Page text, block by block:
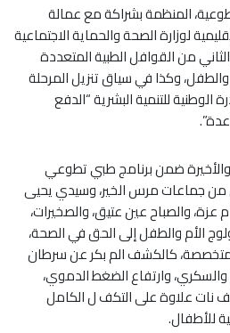
المنظمة بشراكة مع عمالة
لوزارة الصحة والحماية الاجتماعية
من القوافل الطبية المتعددة
وكذا في سياق تنزيل المرحلة
الوطنية للتنمية البشرية “الدفع
ضمن برنامج طبي تطوعي
كل من جماعات مرس الخير، وسيدي يحيى
عزة، والصباح عين عتيق، والصخيرات،
الأم والطفل إلى الحق في الصحة،
كالكشف الم بكر عن سرطان
والسكري، وارتفاع الضغط الدموي،
نات علاوة على التكف ل الكامل
للأطفال.